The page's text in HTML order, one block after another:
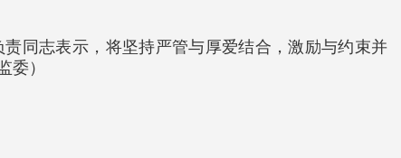
同志表示，将坚持严管与厚爱结合，激励与约束并
委）